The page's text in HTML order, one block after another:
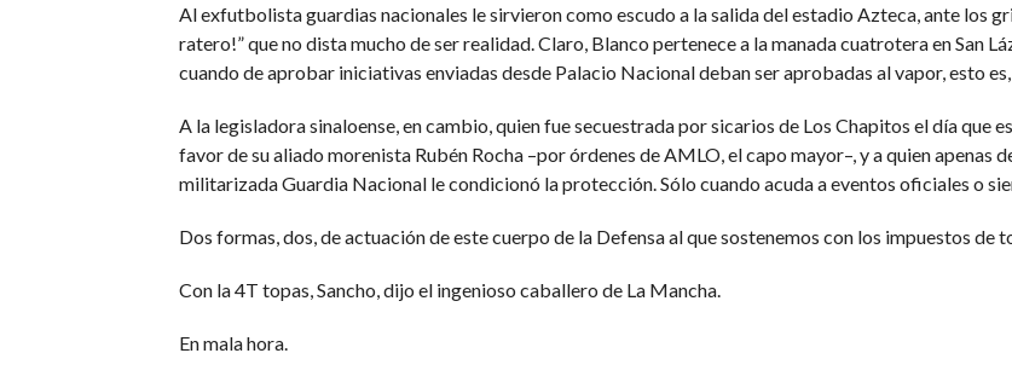
Al exfutbolista guardias nacionales le sirvieron como escudo a la salida del estadio Azteca, ante los
ratero!” que no dista mucho de ser realidad. Claro, Blanco pertenece a la manada cuatrotera en San
cuando de aprobar iniciativas enviadas desde Palacio Nacional deban ser aprobadas al vapor, esto
A la legisladora sinaloense, en cambio, quien fue secuestrada por sicarios de Los Chapitos el día que
favor de su aliado morenista Rubén Rocha –por órdenes de AMLO, el capo mayor–, y a quien apenas
militarizada Guardia Nacional le condicionó la protección. Sólo cuando acuda a eventos oficiales o
Dos formas, dos, de actuación de este cuerpo de la Defensa al que sostenemos con los impuestos de
Con la 4T topas, Sancho, dijo el ingenioso caballero de La Mancha.
En mala hora.